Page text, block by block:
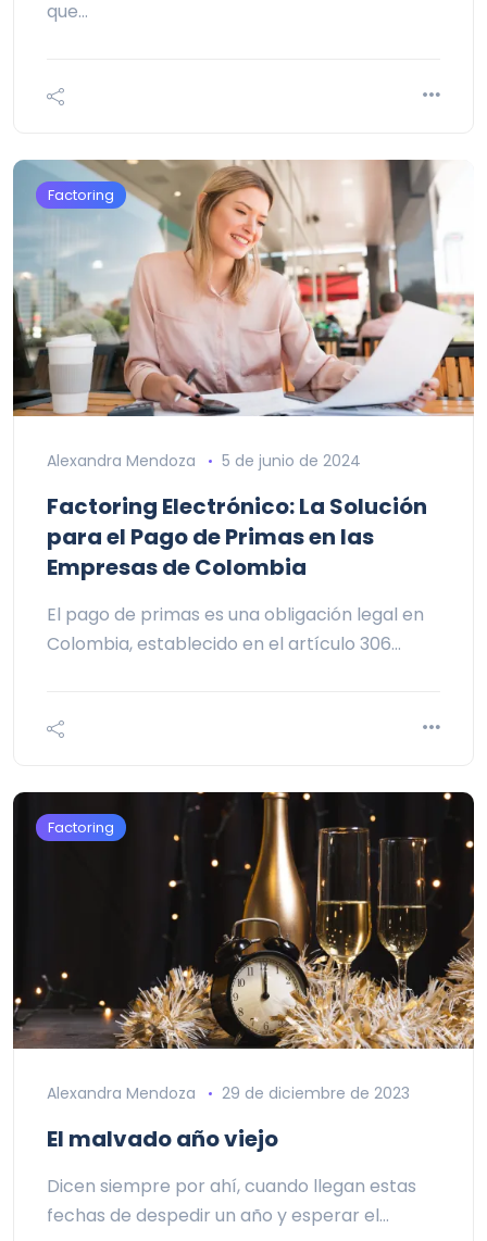
que…
Factoring
Alexandra Mendoza 5 de junio de 2024
Factoring Electrónico: La Solución
para el Pago de Primas en las
Empresas de Colombia
El pago de primas es una obligación legal en
Colombia, establecido en el artículo 306…
Factoring
Alexandra Mendoza 29 de diciembre de 2023
El malvado año viejo
Dicen siempre por ahí, cuando llegan estas
fechas de despedir un año y esperar el…